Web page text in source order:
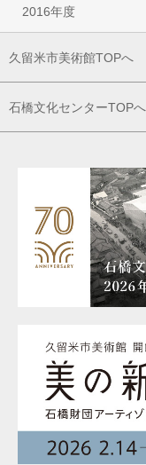
2016年度
久留米市美術館TOPへ
石橋文化センターTOPへ